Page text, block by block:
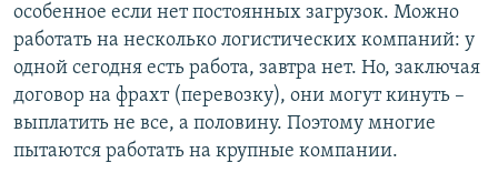
особенное если нет постоянных загрузок. Можно
работать на несколько логистических компаний: у
одной сегодня есть работа, завтра нет. Но, заключая
договор на фрахт (перевозку), они могут кинуть –
выплатить не все, а половину. Поэтому многие
пытаются работать на крупные компании.